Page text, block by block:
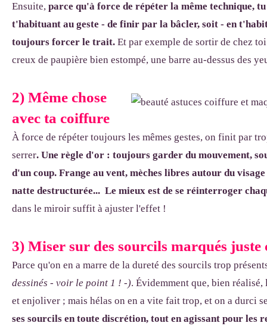
Ensuite, parce qu'à force de répéter la même technique,
t'habituant au geste - de finir par la bâcler, soit - en
toujours forcer le trait. Et par exemple de sortir de chez
creux de paupière bien estompé, une barre au-dessus des
2) Même chose
avec ta coiffure
À force de répéter toujours les mêmes gestes, on finit par
serrer. Une règle d'or : toujours garder du mouvement,
d'un coup. Frange au vent, mèches libres autour du
natte destructurée... Le mieux est de se réinterroger
dans le miroir suffit à ajuster l'effet !
3) Miser sur des sourcils marqués
Parce qu'on en a marre de la dureté des sourcils trop
dessinés - voir le point 1 ! -). Évidemment que, bien
et enjoliver ; mais hélas on en a vite fait trop, et on a durci
ses sourcils en toute discrétion, tout en agissant pour les